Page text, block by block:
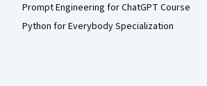
Prompt Engineering for ChatGPT Course
Python for Everybody Specialization